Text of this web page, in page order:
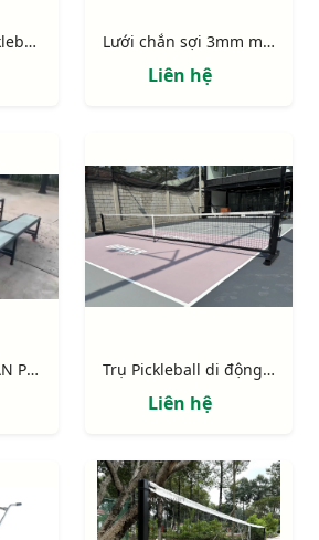
Xe gom bóng pickleball, tennis Lưới chắn sợi 3mm màu đen cao cấp
Liên hệ
GHẾ KHÁN ĐÀI SÂN PICKLEBALL Trụ Pickleball di động có khoảng trống dưới lưới 303904P
Liên hệ